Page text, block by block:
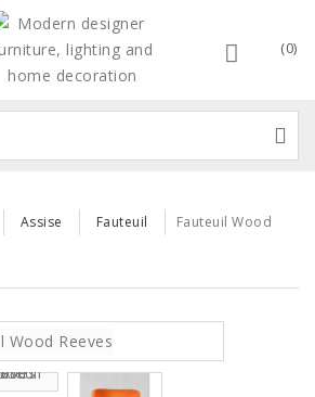
(0)
Assise Fauteuil
Fauteuil Wood